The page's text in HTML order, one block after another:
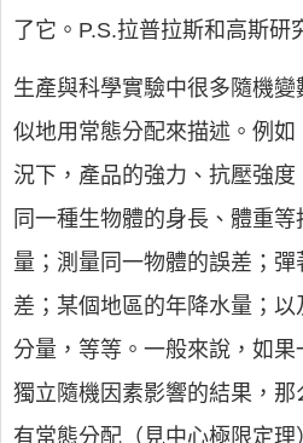
了它。P.S.拉普拉斯和高斯研
生產與科學實驗中很多隨機
似地用常態分配來描述。例
況下，產品的強力、抗壓強度
同一種生物體的身長、體重
量；測量同一物體的誤差；
差；某個地區的年降水量；
分量，等等。一般來說，如
獨立隨機因素影響的結果，
有常態分配（見中心極限定